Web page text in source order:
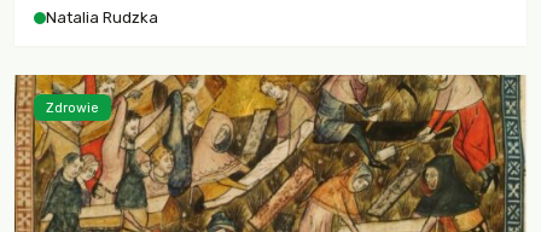
zdarzeń prowadzących do biologicznej śmierci rzeki.
Natalia Rudzka
Zdrowie